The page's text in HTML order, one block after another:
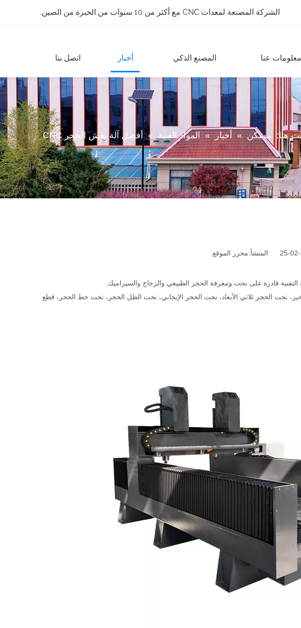
الشركة المصنعة لمعدات CNC مع أكثر من 10 سنوات من الخبرة من الصين.
معلومات عنا المصنع الذكي أخبار اتصل بنا
هنا: مسكن » أخبار » المواد الفنية » أفضل آلة نقش الحجر CNC
محرر الموقع
التقنية قادرة على نحت ومعرفة الحجر الطبيعي والزجاج والسيراميك.
نحت الحجر ثلاثي الأبعاد، نحت الحجر الإيجابي، نحت الظل الحجر، نحت خط الحجر، قطع